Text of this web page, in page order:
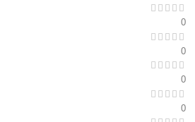
0
0
0
0